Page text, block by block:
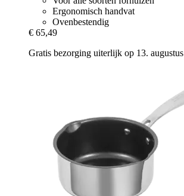
Ergonomisch handvat
Ovenbestendig
€ 65,49
Gratis bezorging uiterlijk op 13. augustus